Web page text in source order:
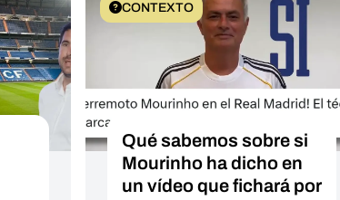
CONTEXTO
Qué sabemos sobre si
Mourinho ha dicho en
un vídeo que fichará por